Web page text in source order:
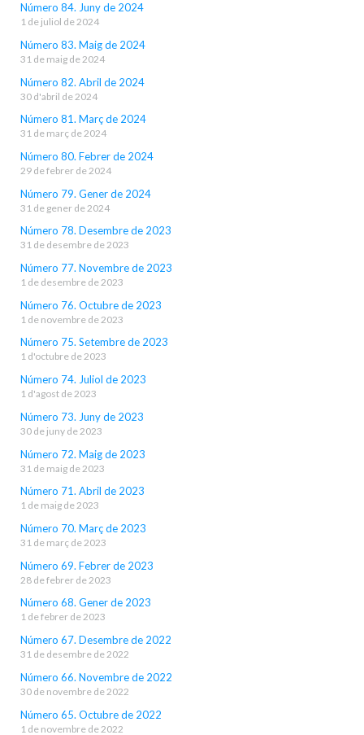
Número 84. Juny de 2024
1 de juliol de 2024
Número 83. Maig de 2024
31 de maig de 2024
Número 82. Abril de 2024
30 d'abril de 2024
Número 81. Març de 2024
31 de març de 2024
Número 80. Febrer de 2024
29 de febrer de 2024
Número 79. Gener de 2024
31 de gener de 2024
Número 78. Desembre de 2023
31 de desembre de 2023
Número 77. Novembre de 2023
1 de desembre de 2023
Número 76. Octubre de 2023
1 de novembre de 2023
Número 75. Setembre de 2023
1 d'octubre de 2023
Número 74. Juliol de 2023
1 d'agost de 2023
Número 73. Juny de 2023
30 de juny de 2023
Número 72. Maig de 2023
31 de maig de 2023
Número 71. Abril de 2023
1 de maig de 2023
Número 70. Març de 2023
31 de març de 2023
Número 69. Febrer de 2023
28 de febrer de 2023
Número 68. Gener de 2023
1 de febrer de 2023
Número 67. Desembre de 2022
31 de desembre de 2022
Número 66. Novembre de 2022
30 de novembre de 2022
Número 65. Octubre de 2022
1 de novembre de 2022